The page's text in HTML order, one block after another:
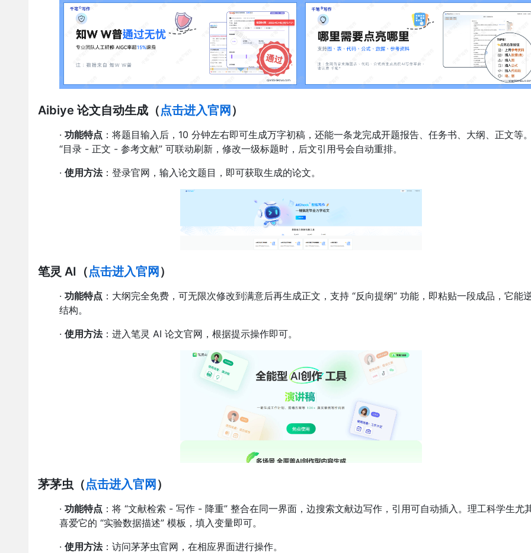
Aibiye 论文自动生成 （点击进入官网 ）
· 功能特点 ：将题目输入后，10 分钟左右即可生成万字初稿，还能一条龙完成开题报告、任务书、大纲、正文等
“目录 - 正文 - 参考文献” 可联动刷新，修改一级标题时，后文引用号会自动重排。
· 使用方法：登录官网，输入论文题目，即可获取生成的论文。
笔灵 AI （点击进入官网 ）
· 功能特点 ：大纲完全免费，可无限次修改到满意后再生成正文，支持 “反向提纲” 功能，即粘贴一段成品，它能
结构。
· 使用方法：进入笔灵 AI 论文官网，根据提示操作即可。
茅茅虫 （点击进入官网 ）
· 功能特点 ：将 “文献检索 - 写作 - 降重” 整合在同一界面，边搜索文献边写作，引用可自动插入。理工科学生尤
喜爱它的 “实验数据描述” 模板，填入变量即可。
· 使用方法：访问茅茅虫官网，在相应界面进行操作。